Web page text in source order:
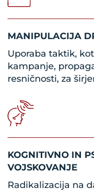
MANIPULACIJA
Uporaba taktik,
kampanje,
resničnosti, za
KOGNITIVNO IN
VOJSKOVANJE
Radikalizacija na